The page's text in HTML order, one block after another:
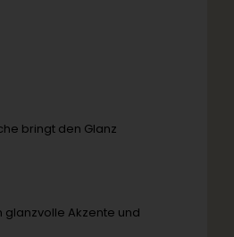
bringt den Glanz
Akzente und